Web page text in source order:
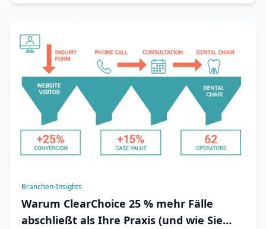
Branchen-Insights
Warum ClearChoice 25 % mehr Fälle
abschließt als Ihre Praxis (und wie Sie